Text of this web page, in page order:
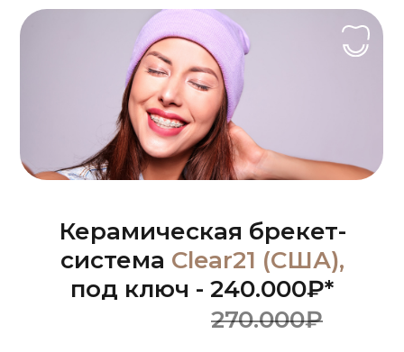
Керамическая брекет-
система Clear21 (США),
под ключ - 240.000₽*
270.000₽